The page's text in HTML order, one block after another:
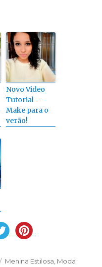
Novo Video
Tutorial –
Make para o
verão!
Categorias
Menina Estilosa Moda